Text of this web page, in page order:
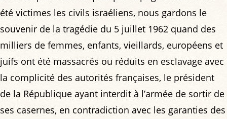
été victimes les civils israéliens, nous gardons le
souvenir de la tragédie du 5 juillet 1962 quand des
milliers de femmes, enfants, vieillards, européens et
juifs ont été massacrés ou réduits en esclavage avec
la complicité des autorités françaises, le président
de la République ayant interdit à l’armée de sortir de
ses casernes, en contradiction avec les garanties des